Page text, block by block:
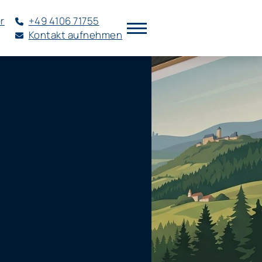
+49 4106 71755
Kontakt aufnehmen